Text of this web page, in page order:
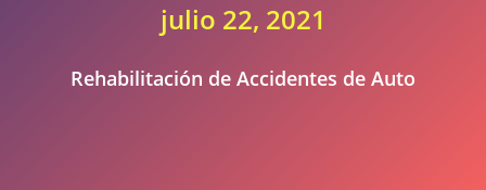
julio 22, 2021
Rehabilitación de Accidentes de Auto